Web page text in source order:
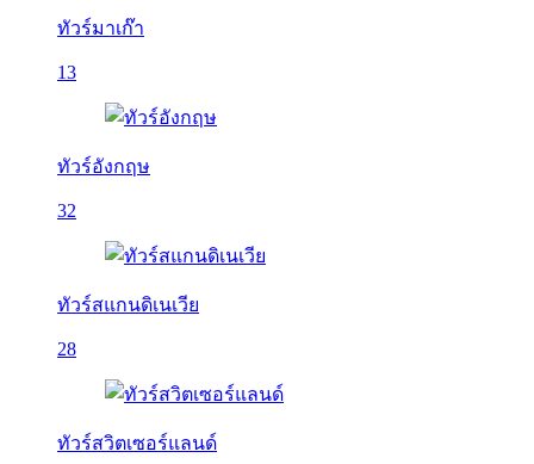
ทัวร์มาเก๊า
13
ทัวร์อังกฤษ
32
ทัวร์สแกนดิเนเวีย
28
ทัวร์สวิตเซอร์แลนด์